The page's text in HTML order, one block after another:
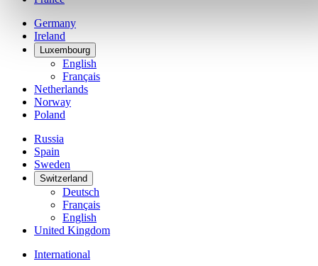
Germany
Ireland
Luxembourg
English
Français
Netherlands
Norway
Poland
Russia
Spain
Sweden
Switzerland
Deutsch
Français
English
United Kingdom
International